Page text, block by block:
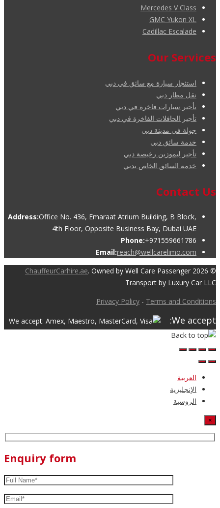
Mercedes V Class
GMC Yukon XL
Cadillac Escalade
Our Services
استئجار سيارة مع سائق في دبي
نقل مطار دبي
تأجير سيارات فاخرة في دبي
تأجير الحافلات الفاخرة في دبي
جولة في مدينة دبي
خدمة سائق دبي
تأجير ليموزين رخيصة دبي
خدمة السائق الخاص بدبي
Contact Us
Address:Office No. 436, Emaraat Atrium Building, B Block,
4th Floor, Opposite Business Bay, Dubai UAE
Phone:+971559661786
Email:reach@wellcarelimo.com
© 2026
ChauffeurCarhire.ae. Owned by Well Care Passenger
Transport by Luxury Car LLC
Privacy Policy - Terms and Conditions
We accept:
العربية
الإنجليزية
الروسية
×
Enquiry form